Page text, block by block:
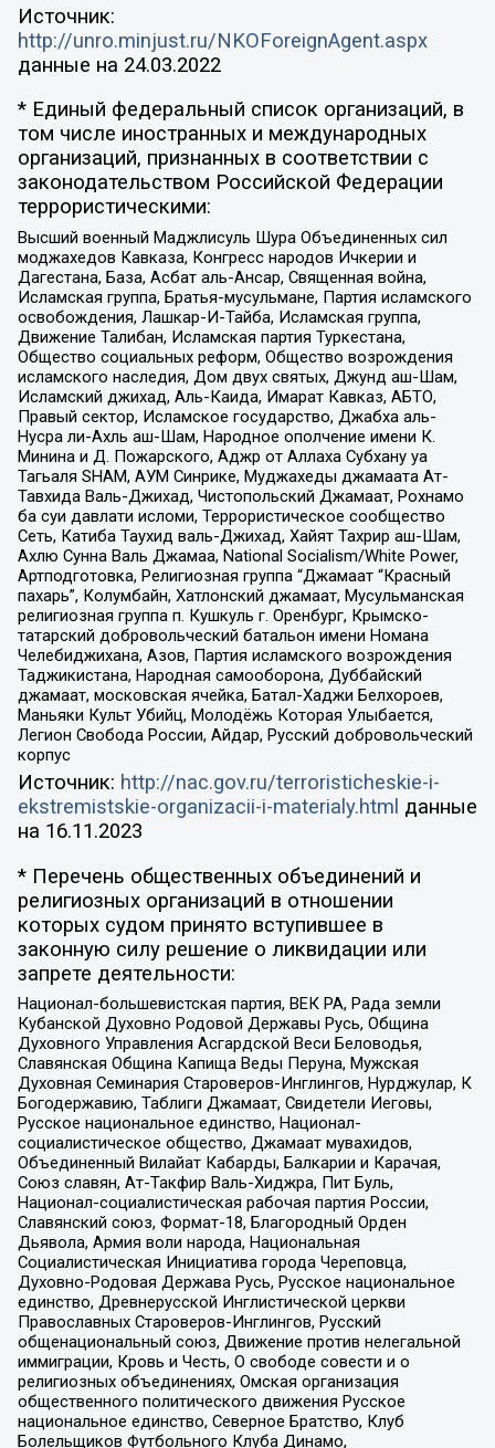
Источник:
http://unro.minjust.ru/NKOForeignAgent.aspx
данные на 24.03.2022
* Единый федеральный список организаций, в
том числе иностранных и международных
организаций, признанных в соответствии с
законодательством Российской Федерации
террористическими:
Высший военный Маджлисуль Шура Объединенных сил
моджахедов Кавказа, Конгресс народов Ичкерии и
Дагестана, База, Асбат аль-Ансар, Священная война,
Исламская группа, Братья-мусульмане, Партия исламского
освобождения, Лашкар-И-Тайба, Исламская группа,
Движение Талибан, Исламская партия Туркестана,
Общество социальных реформ, Общество возрождения
исламского наследия, Дом двух святых, Джунд аш-Шам,
Исламский джихад, Аль-Каида, Имарат Кавказ, АБТО,
Правый сектор, Исламское государство, Джабха аль-
Нусра ли-Ахль аш-Шам, Народное ополчение имени К.
Минина и Д. Пожарского, Аджр от Аллаха Субхану уа
Тагьаля SHAM, АУМ Синрике, Муджахеды джамаата Ат-
Тавхида Валь-Джихад, Чистопольский Джамаат, Рохнамо
ба суи давлати исломи, Террористическое сообщество
Сеть, Катиба Таухид валь-Джихад, Хайят Тахрир аш-Шам,
Ахлю Сунна Валь Джамаа, National Socialism/White Power,
Артподготовка, Религиозная группа “Джамаат “Красный
пахарь”, Колумбайн, Хатлонский джамаат, Мусульманская
религиозная группа п. Кушкуль г. Оренбург, Крымско-
татарский добровольческий батальон имени Номана
Челебиджихана, Азов, Партия исламского возрождения
Таджикистана, Народная самооборона, Дуббайский
джамаат, московская ячейка, Батал-Хаджи Белхороев,
Маньяки Культ Убийц, Молодёжь Которая Улыбается,
Легион Свобода России, Айдар, Русский добровольческий
корпус
Источник: http://nac.gov.ru/terroristicheskie-i-
ekstremistskie-organizacii-i-materialy.html данные
на 16.11.2023
* Перечень общественных объединений и
религиозных организаций в отношении
которых судом принято вступившее в
законную силу решение о ликвидации или
запрете деятельности:
Национал-большевистская партия, ВЕК РА, Рада земли
Кубанской Духовно Родовой Державы Русь, Община
Духовного Управления Асгардской Веси Беловодья,
Славянская Община Капища Веды Перуна, Мужская
Духовная Семинария Староверов-Инглингов, Нурджулар, К
Богодержавию, Таблиги Джамаат, Свидетели Иеговы,
Русское национальное единство, Национал-
социалистическое общество, Джамаат мувахидов,
Объединенный Вилайат Кабарды, Балкарии и Карачая,
Союз славян, Ат-Такфир Валь-Хиджра, Пит Буль,
Национал-социалистическая рабочая партия России,
Славянский союз, Формат-18, Благородный Орден
Дьявола, Армия воли народа, Национальная
Социалистическая Инициатива города Череповца,
Духовно-Родовая Держава Русь, Русское национальное
единство, Древнерусской Инглистической церкви
Православных Староверов-Инглингов, Русский
общенациональный союз, Движение против нелегальной
иммиграции, Кровь и Честь, О свободе совести и о
религиозных объединениях, Омская организация
общественного политического движения Русское
национальное единство, Северное Братство, Клуб
Болельщиков Футбольного Клуба Динамо,